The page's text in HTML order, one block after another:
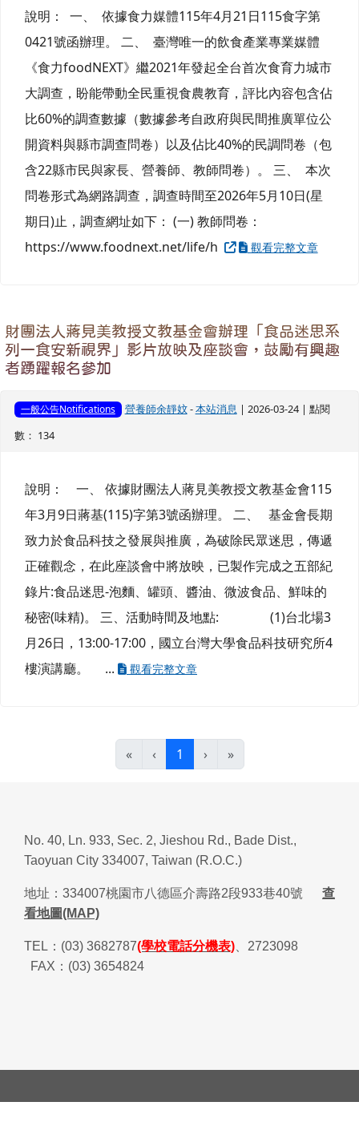
說明： 一、 依據食力媒體115年4月21日115食字第
0421號函辦理。 二、 臺灣唯一的飲食產業專業媒體
《食力foodNEXT》繼2021年發起全台首次食育力城市
大調查，盼能帶動全民重視食農教育，評比內容包含佔
比60%的調查數據（數據參考自政府與民間推廣單位公
開資料與縣市調查問卷）以及佔比40%的民調問卷（包
含22縣市民與家長、營養師、教師問卷）。 三、 本次
問卷形式為網路調查，調查時間至2026年5月10日(星
期日)止，調查網址如下： (一) 教師問卷：
https://www.foodnext.net/life/h
觀看完整文章
財團法人蔣見美教授文教基金會辦理「食品迷思系
列一食安新視界」影片放映及座談會，鼓勵有興趣
者踴躍報名參加
一般公告Notifications 營養師余靜妏-本站消息 | 2026-03-24 | 點閱
數： 134
說明： 一、 依據財團法人蔣見美教授文教基金會115
年3月9日蔣基(115)字第3號函辦理。 二、 基金會長期
致力於食品科技之發展與推廣，為破除民眾迷思，傳遞
正確觀念，在此座談會中將放映，已製作完成之五部紀
錄片:食品迷思-泡麵、罐頭、醬油、微波食品、鮮味的
秘密(味精)。 三、活動時間及地點: (1)台北場3
月26日，13:00-17:00，國立台灣大學食品科技研究所4
樓演講廳。 ...
觀看完整文章
« ‹ 1 (目前頁次)
› »
No. 40, Ln. 933, Sec. 2, Jieshou Rd., Bade Dist.,
Taoyuan City 334007, Taiwan (R.O.C.)
地址： 334007桃園市八德區介壽路2段933巷40號
查
看地圖(MAP)
TEL ： (03) 3682787(學校電話分機表)
2723098
FAX ： (03) 3654824